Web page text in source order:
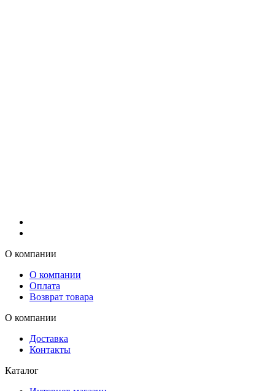
О компании
О компании
Оплата
Возврат товара
О компании
Доставка
Контакты
Каталог